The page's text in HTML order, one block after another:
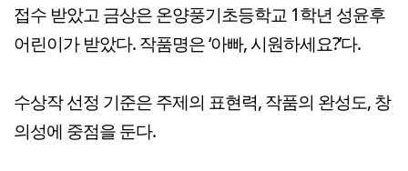
접수 받았고 금상은 온양풍기초등학교 1학년 성윤후
어린이가 받았다. 작품명은 ‘아빠, 시원하세요?’다.
수상작 선정 기준은 주제의 표현력, 작품의 완성도, 창
의성에 중점을 둔다.